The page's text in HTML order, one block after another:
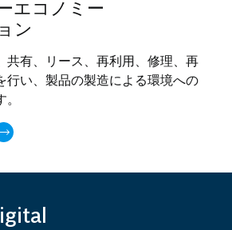
エコノミー
ン
共有、リース、再利用、修理、再
行い、製品の製造による環境への
。